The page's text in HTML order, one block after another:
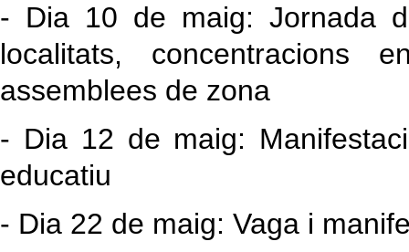
- Dia 10 de maig: Jornada
localitats, concentracions
assemblees de zona
- Dia 12 de maig:
educatiu
- Dia 22 de maig: Vaga i